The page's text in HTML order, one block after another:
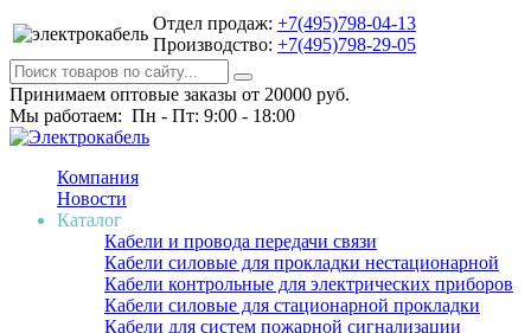
Отдел продаж: +7(495)798-04-13
Производство: +7(495)798-29-05
Принимаем оптовые заказы от 20000 руб.
Мы работаем: Пн - Пт: 9:00 - 18:00
Компания
Новости
Каталог
Кабели и провода передачи связи
Кабели силовые для прокладки нестационарной
Кабели контрольные для электрических приборов
Кабели силовые для стационарной прокладки
Кабели для систем пожарной сигнализации